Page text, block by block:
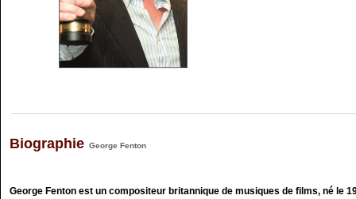
Biographie George Fenton
George Fenton est un compositeur britannique de musiques de films, né le